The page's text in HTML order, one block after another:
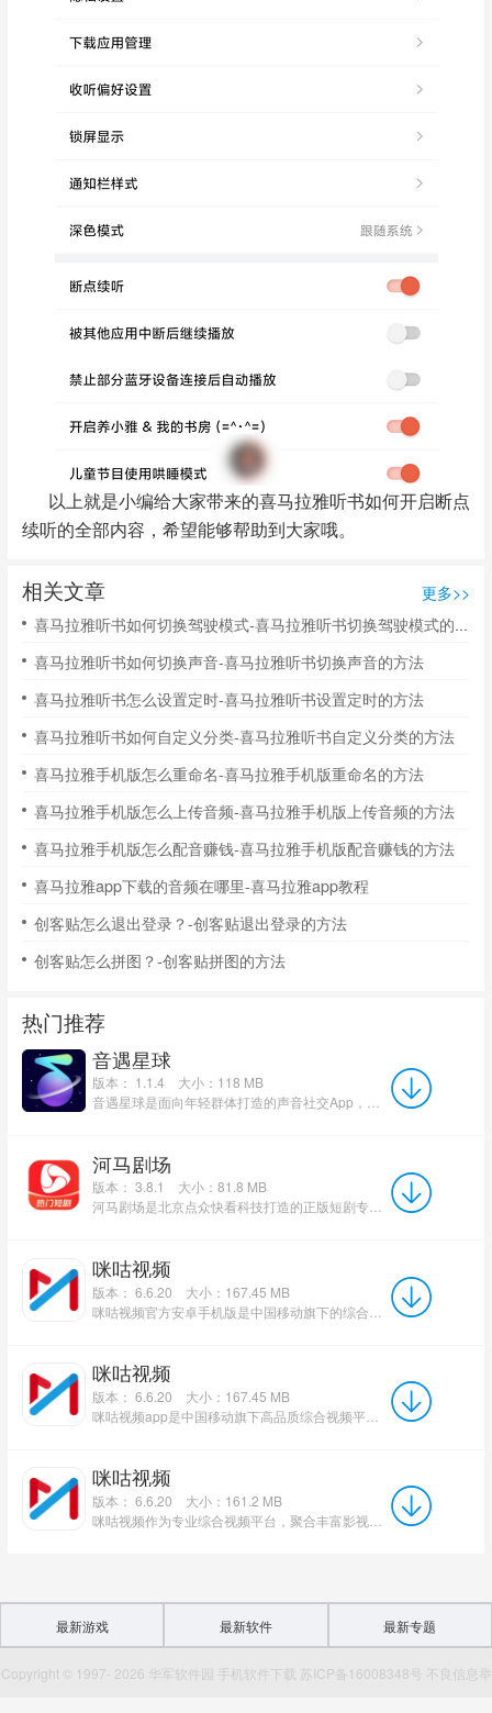
以上就是小编给大家带来的喜马拉雅听书如何开启断点
续听的全部内容，希望能够帮助到大家哦。
相关文章 更多>>
喜马拉雅听书如何切换驾驶模式-喜马拉雅听书切换驾驶模式的方法
喜马拉雅听书如何切换声音-喜马拉雅听书切换声音的方法
喜马拉雅听书怎么设置定时-喜马拉雅听书设置定时的方法
喜马拉雅听书如何自定义分类-喜马拉雅听书自定义分类的方法
喜马拉雅手机版怎么重命名-喜马拉雅手机版重命名的方法
喜马拉雅手机版怎么上传音频-喜马拉雅手机版上传音频的方法
喜马拉雅手机版怎么配音赚钱-喜马拉雅手机版配音赚钱的方法
喜马拉雅app下载的音频在哪里-喜马拉雅app教程
创客贴怎么退出登录？-创客贴退出登录的方法
创客贴怎么拼图？-创客贴拼图的方法
热门推荐
音遇星球
版本： 1.1.4
大小：118 MB
河马剧场
版本： 3.8.1
大小：81.8 MB
河马剧场是北京点众快看科技打造的正版短剧专属观影APP，适配安卓、iOS移动端，储备上万部短剧覆盖38类题...
咪咕视频
版本： 6.6.20
大小：167.45 MB
咪咕视频
版本： 6.6.20
大小：167.45 MB
咪咕视频app是中国移动旗下高品质综合视频平台，汇聚海量正版影视、综艺、动漫、纪录片等内容，覆盖央视与卫...
咪咕视频
版本： 6.6.20
大小：161.2 MB
咪咕视频作为专业综合视频平台，聚合丰富影视综艺资源与海量体育赛事直播版权，支持上千路直播频道实时观看。...
最新游戏 最新软件 最新专题
Copyright © 1997- 2026 华军软件园 手机软件下载 苏ICP备16008348号 不良信息举